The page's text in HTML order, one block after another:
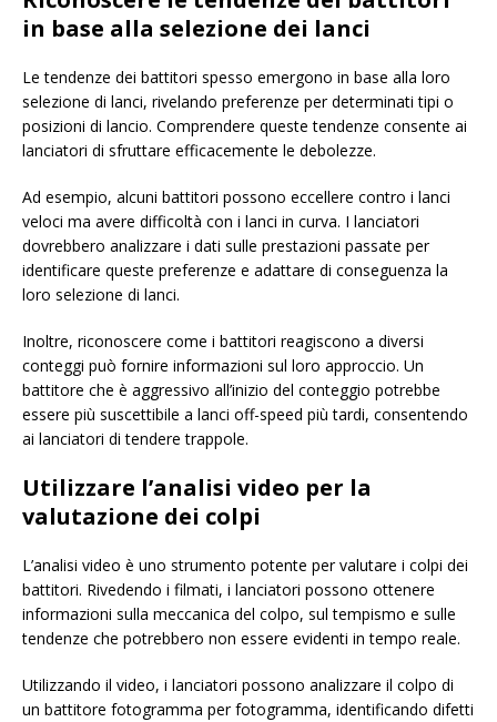
in base alla selezione dei lanci
Le tendenze dei battitori spesso emergono in base alla loro
selezione di lanci, rivelando preferenze per determinati tipi o
posizioni di lancio. Comprendere queste tendenze consente ai
lanciatori di sfruttare efficacemente le debolezze.
Ad esempio, alcuni battitori possono eccellere contro i lanci
veloci ma avere difficoltà con i lanci in curva. I lanciatori
dovrebbero analizzare i dati sulle prestazioni passate per
identificare queste preferenze e adattare di conseguenza la
loro selezione di lanci.
Inoltre, riconoscere come i battitori reagiscono a diversi
conteggi può fornire informazioni sul loro approccio. Un
battitore che è aggressivo all’inizio del conteggio potrebbe
essere più suscettibile a lanci off-speed più tardi, consentendo
ai lanciatori di tendere trappole.
Utilizzare l’analisi video per la
valutazione dei colpi
L’analisi video è uno strumento potente per valutare i colpi dei
battitori. Rivedendo i filmati, i lanciatori possono ottenere
informazioni sulla meccanica del colpo, sul tempismo e sulle
tendenze che potrebbero non essere evidenti in tempo reale.
Utilizzando il video, i lanciatori possono analizzare il colpo di
un battitore fotogramma per fotogramma, identificando difetti